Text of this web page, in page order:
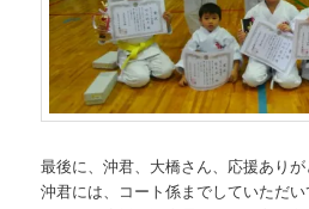
最後に、沖君、大橋さん、応援ありが
沖君には、コート係までしていただい